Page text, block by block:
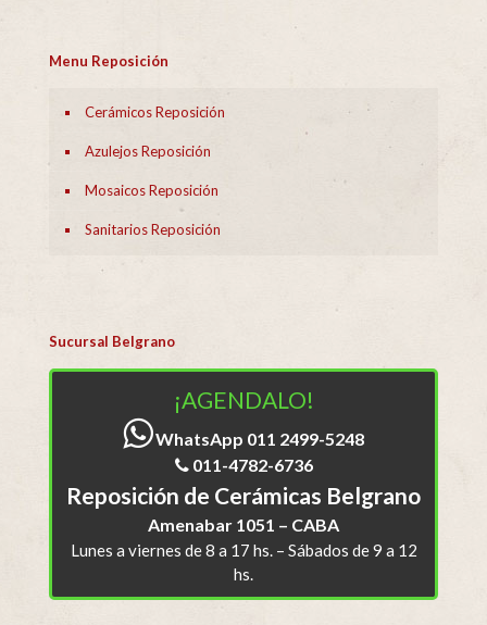
Menu Reposición
Cerámicos Reposición
Azulejos Reposición
Mosaicos Reposición
Sanitarios Reposición
Sucursal Belgrano
¡AGENDALO!
WhatsApp 011 2499-5248
011-4782-6736
Reposición de Cerámicas Belgrano
Amenabar 1051 – CABA
Lunes a viernes de 8 a 17 hs. – Sábados de 9 a 12
hs.